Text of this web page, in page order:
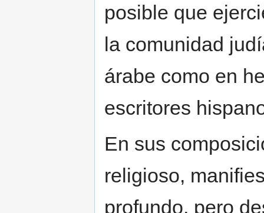
posible que
la comunidad
árabe como en
escritores
En sus
religioso,
profundo, pero